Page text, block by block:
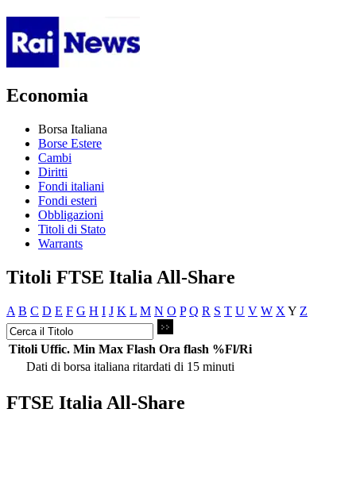
Economia
Borsa Italiana
Borse Estere
Cambi
Diritti
Fondi italiani
Fondi esteri
Obbligazioni
Titoli di Stato
Warrants
Titoli FTSE Italia All-Share
A B C D E F G H I J K L M N O P Q R S T U V W X Y Z
Titoli Uffic. Min Max Flash Ora flash %Fl/Ri
Dati di borsa italiana ritardati di 15 minuti
FTSE Italia All-Share